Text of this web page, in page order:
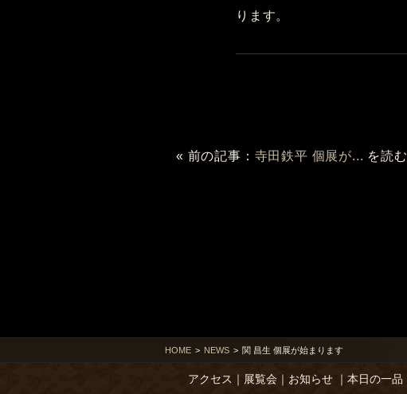
ります。
« 前の記事： 寺田鉄平 個展が... を読む
HOME > NEWS > 関 昌生 個展が始まります
アクセス 展覧会｜ お知らせ｜ 本日の一品